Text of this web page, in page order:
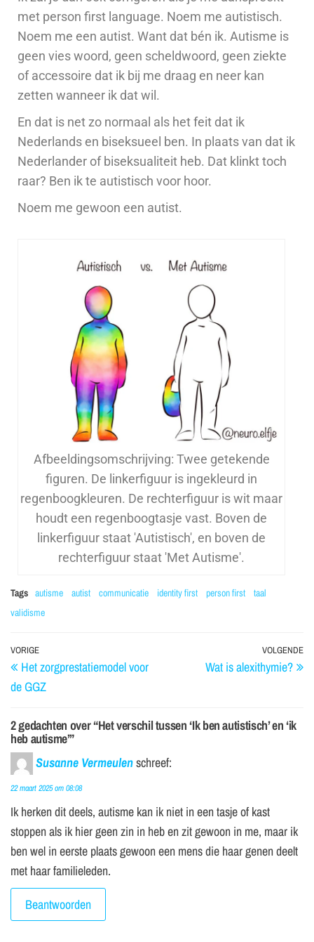
met person first language. Noem me autistisch.
Noem me een autist. Want dat bén ik. Autisme is
geen vies woord, geen scheldwoord, geen ziekte
of accessoire dat ik bij me draag en neer kan
zetten wanneer ik dat wil.
En dat is net zo normaal als het feit dat ik
Nederlands en biseksueel ben. In plaats van dat ik
Nederlander of biseksualiteit heb. Dat klinkttoch
raar? Ben ik te autistisch voor hoor.
Noem me gewoon een autist.
Afbeeldingsomschrijving: Twee getekende
figuren. De linkerfiguur is ingekleurd in
regenboogkleuren. De rechterfiguur is wit maar
houdt een regenboogtasje vast. Boven de
linkerfiguur staat 'Autistisch', en boven de
rechterfiguur staat 'Met Autisme'.
Tags autisme autist communicatie identity first person first
taal
validisme
VORIGE
Het zorgprestatiemodel voor
de GGZ
VOLGENDE
Wat is alexithymie?
2 gedachten over “Het verschil tussen ‘Ik ben autistisch’ en ‘ik
heb autisme’”
Susanne Vermeulenschreef:
22 maart 2025 om 08:08
Ik herken dit deels, autisme kan ik niet in een tasje of kast
stoppen als ik hier geen zin in heb en zit gewoon in me, maar ik
ben wel in eerste plaats gewoon een mens die haar genen deelt
met haar familieleden.
Beantwoorden